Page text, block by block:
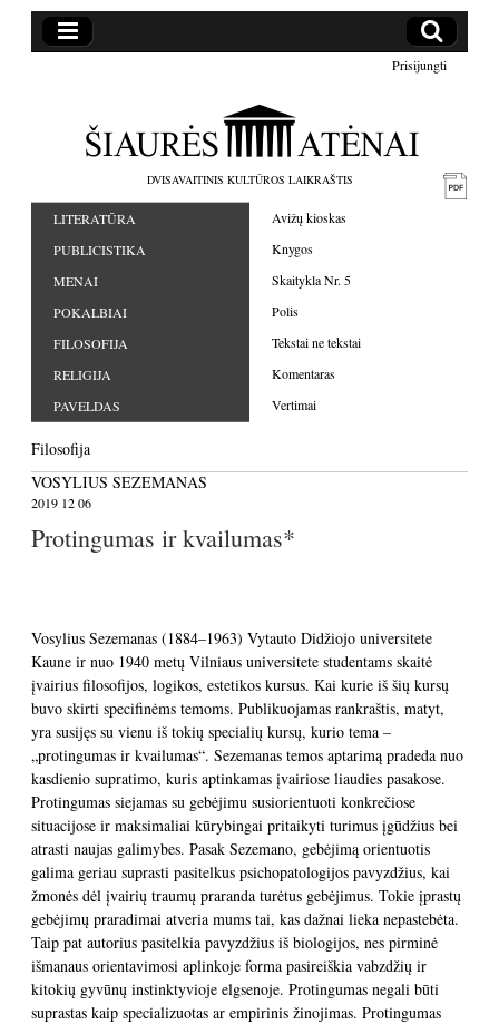
Prisijungti
DVISAVAITINIS KULTŪROS LAIKRAŠTIS
LITERATŪRA
PUBLICISTIKA
MENAI
POKALBIAI
FILOSOFIJA
RELIGIJA
PAVELDAS
Avižų kioskas
Knygos
Skaitykla Nr. 5
Polis
Tekstai ne tekstai
Komentaras
Vertimai
Filosofija
VOSYLIUS SEZEMANAS
2019 12 06
Protingumas ir kvailumas*
Vosylius Sezemanas (1884–1963) Vytauto Didžiojo universitete
Kaune ir nuo 1940 metų Vilniaus universitete studentams skaitė
įvairius filosofijos, logikos, estetikos kursus. Kai kurie iš šių kursų
buvo skirti specifinėms temoms. Publikuojamas rankraštis, matyt,
yra susijęs su vienu iš tokių specialių kursų, kurio tema –
„protingumas ir kvailumas“. Sezemanas temos aptarimą pradeda nuo
kasdienio supratimo, kuris aptinkamas įvairiose liaudies pasakose.
Protingumas siejamas su gebėjimu susiorientuoti konkrečiose
situacijose ir maksimaliai kūrybingai pritaikyti turimus įgūdžius bei
atrasti naujas galimybes. Pasak Sezemano, gebėjimą orientuotis
galima geriau suprasti pasitelkus psichopatologijos pavyzdžius, kai
žmonės dėl įvairių traumų praranda turėtus gebėjimus. Tokie įprastų
gebėjimų praradimai atveria mums tai, kas dažnai lieka nepastebėta.
Taip pat autorius pasitelkia pavyzdžius iš biologijos, nes pirminė
išmanaus orientavimosi aplinkoje forma pasireiškia vabzdžių ir
kitokių gyvūnų instinktyvioje elgsenoje. Protingumas negali būti
suprastas kaip specializuotas ar empirinis žinojimas. Protingumas